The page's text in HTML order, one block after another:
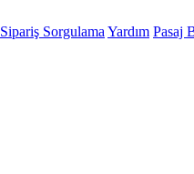
Sipariş Sorgulama Yardım Pasaj